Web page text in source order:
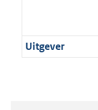
Uitgever